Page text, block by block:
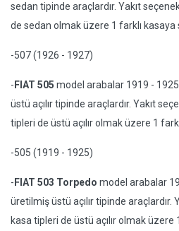
sedan tipinde araçlardır. Yakıt
de sedan olmak üzere 1 farklı kasaya
-507 (1926 - 1927)
- FIAT 505 model arabalar 1919 - 1925
üstü açılır tipinde araçlardır. Yakıt
tipleri de üstü açılır olmak üzere 1
-505 (1919 - 1925)
- FIAT 503 Torpedo model arabalar
üretilmiş üstü açılır tipinde araçlardır.
kasa tipleri de üstü açılır olmak üzere